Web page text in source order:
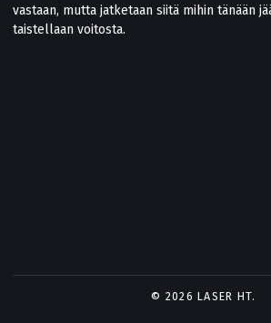
vastaan, mutta jatketaan siitä mihin tänään
taistellaan voitosta.
© 2026 LASER HT.